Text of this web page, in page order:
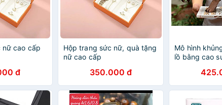
nữ cao cấp
đ
Hộp trang sức nữ, quà tặng
nữ cao cấp
350.000 đ
Mô hình
lồ bằng cao